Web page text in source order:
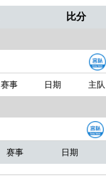
比分
赛事 日期 主队
赛事 日期